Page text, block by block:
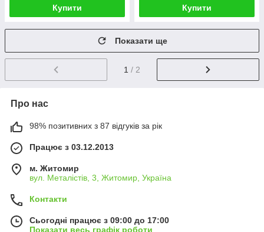
Купити Купити
Показати ще
1 / 2
Про нас
98% позитивних з 87 відгуків за рік
Працює з 03.12.2013
м. Житомир
вул. Металістів, 3, Житомир, Україна
Контакти
Сьогодні працює з 09:00 до 17:00
Показати весь графік роботи